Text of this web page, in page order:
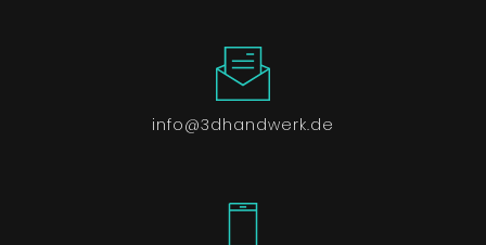
info@3dhandwerk.de